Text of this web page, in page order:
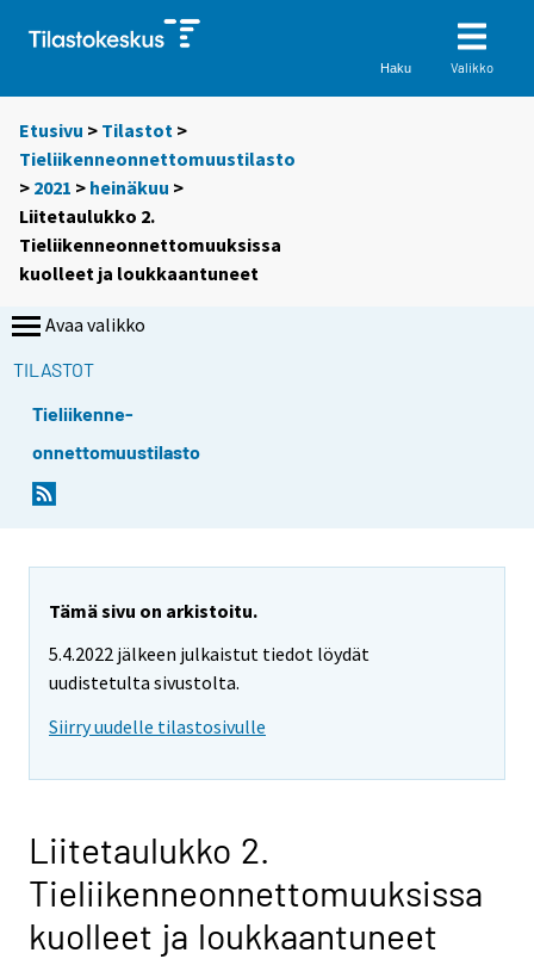
Haku Valikko
Etusivu > Tilastot >
Tieliikenneonnettomuustilasto
> 2021 > heinäkuu >
Liitetaulukko 2.
Tieliikenneonnettomuuksissa
kuolleet ja loukkaantuneet
Avaa valikko
TILASTOT
Tieliikenne-
onnettomuustilasto
Tämä sivu on arkistoitu.
5.4.2022 jälkeen julkaistut tiedot löydät
uudistetulta sivustolta.
Siirry uudelle tilastosivulle
Liitetaulukko 2.
Tieliikenneonnettomuuksissa
kuolleet ja loukkaantuneet